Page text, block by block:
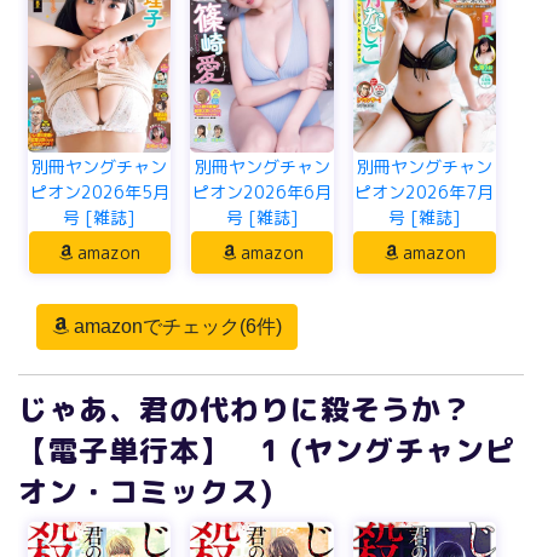
別冊ヤングチャン
ピオン2026年5月
号 [雑誌]
amazon
別冊ヤングチャン
ピオン2026年6月
号 [雑誌]
amazon
別冊ヤングチャン
ピオン2026年7月
号 [雑誌]
amazon
amazonでチェック(6件)
じゃあ、君の代わりに殺そうか？
【電子単行本】 1 (ヤングチャンピ
オン・コミックス)